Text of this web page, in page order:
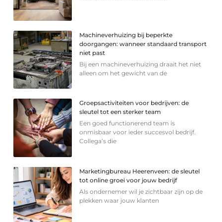
Machineverhuizing bij beperkte
doorgangen: wanneer standaard transport
niet past
Bij een machineverhuizing draait het niet
alleen om het gewicht van de
Groepsactiviteiten voor bedrijven: de
sleutel tot een sterker team
Een goed functionerend team is
onmisbaar voor ieder succesvol bedrijf.
Collega’s die
Marketingbureau Heerenveen: de sleutel
tot online groei voor jouw bedrijf
Als ondernemer wil je zichtbaar zijn op de
plekken waar jouw klanten